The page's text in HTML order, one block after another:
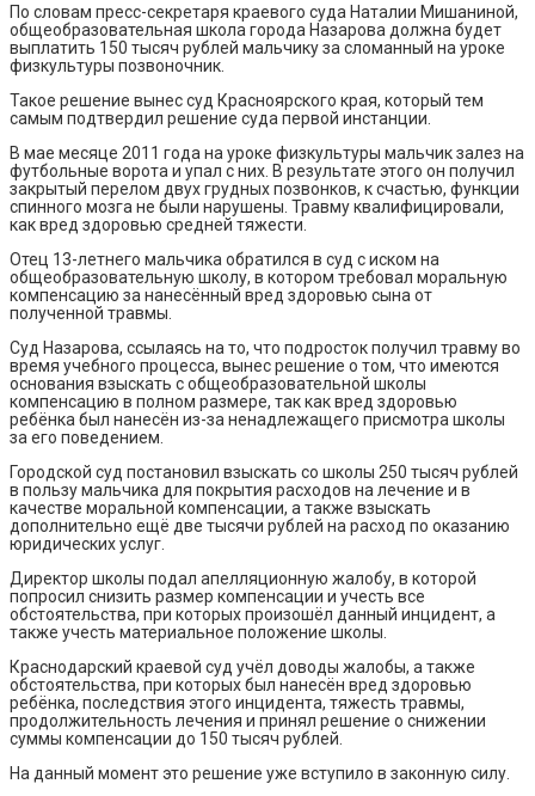
По словам пресс-секретаря краевого суда Наталии Мишаниной,
общеобразовательная школа города Назарова должна будет
выплатить 150 тысяч рублей мальчику за сломанный на уроке
физкультуры позвоночник.
Такое решение вынес суд Красноярского края, который тем
самым подтвердил решение суда первой инстанции.
В мае месяце 2011 года на уроке физкультуры мальчик залез на
футбольные ворота и упал с них. В результате этого он получил
закрытый перелом двух грудных позвонков, к счастью, функции
спинного мозга не были нарушены. Травму квалифицировали,
как вред здоровью средней тяжести.
Отец 13-летнего мальчика обратился в суд с иском на
общеобразовательную школу, в котором требовал моральную
компенсацию за нанесённый вред здоровью сына от
полученной травмы.
Суд Назарова, ссылаясь на то, что подросток получил травму во
время учебного процесса, вынес решение о том, что имеются
основания взыскать с общеобразовательной школы
компенсацию в полном размере, так как вред здоровью
ребёнка был нанесён из-за ненадлежащего присмотра школы
за его поведением.
Городской суд постановил взыскать со школы 250 тысяч рублей
в пользу мальчика для покрытия расходов на лечение и в
качестве моральной компенсации, а также взыскать
дополнительно ещё две тысячи рублей на расход по оказанию
юридических услуг.
Директор школы подал апелляционную жалобу, в которой
попросил снизить размер компенсации и учесть все
обстоятельства, при которых произошёл данный инцидент, а
также учесть материальное положение школы.
Краснодарский краевой суд учёл доводы жалобы, а также
обстоятельства, при которых был нанесён вред здоровью
ребёнка, последствия этого инцидента, тяжесть травмы,
продолжительность лечения и принял решение о снижении
суммы компенсации до 150 тысяч рублей.
На данный момент это решение уже вступило в законную силу.